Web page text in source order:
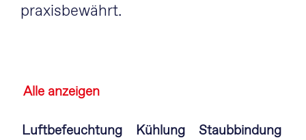
praxisbewährt.
Alle anzeigen
Navigation
Luftbefeuchtung Kühlung
Staubbindung